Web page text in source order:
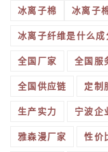
冰离子棉 冰离子
冰离子纤维是什么成
全国厂家 全国服
全国供应链 定制
生产实力 宁波企
雅森漫厂家 性价